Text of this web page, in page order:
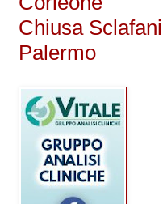
Chiusa Sclafani
Palermo